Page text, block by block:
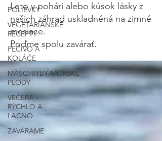
POLIEVKY
VEGETARIÁNSKE
RECEPTY
PEČIVO A
KOLÁČE
MÄSO/RYBY/MORSKÉ
PLODY
VEČERA -
RÝCHLO A
LACNO
ZAVÁRAME
Leto v pohári alebo kúsok lásky z
našich záhrad uskladnéná na zimné
mesiace.
Poďme spolu zavárať.